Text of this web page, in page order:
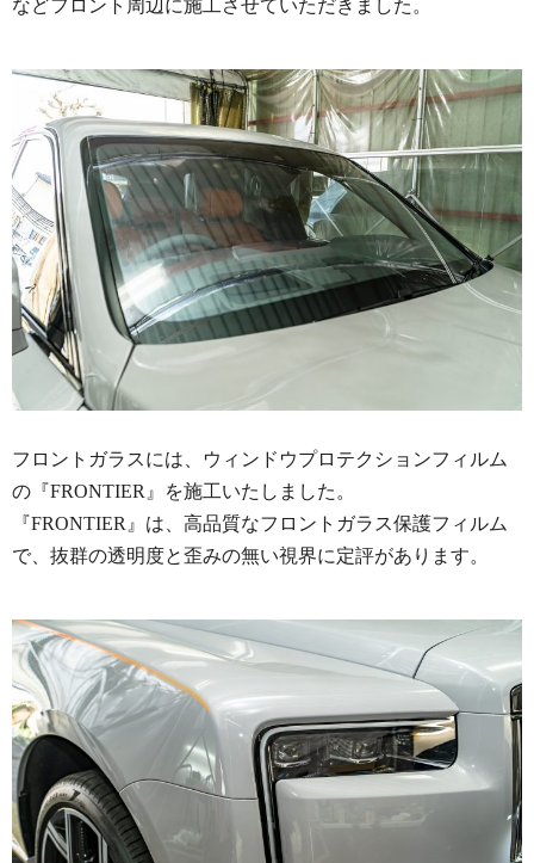
などフロント周辺に施工させていただきました。
フロントガラスには、ウィンドウプロテクションフィルム
の『FRONTIER』を施工いたしました。
『FRONTIER』は、高品質なフロントガラス保護フィルム
で、抜群の透明度と歪みの無い視界に定評があります。